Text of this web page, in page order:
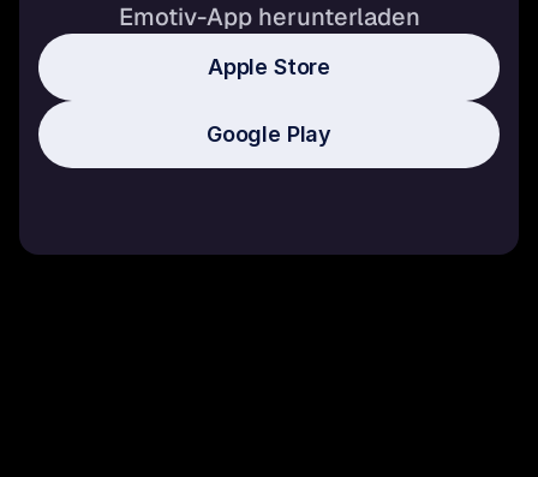
Emotiv-App herunterladen
Apple Store
Google Play